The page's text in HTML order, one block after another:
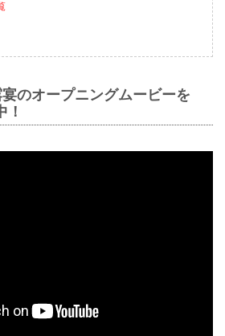
のオープニングムービーを
！